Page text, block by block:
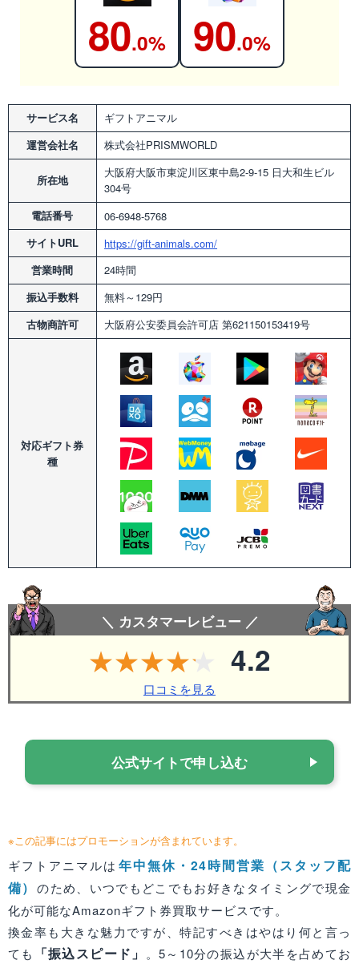
80.0% 90.0%
サービス名
ギフトアニマル
運営会社名
株式会社PRISMWORLD
所在地
大阪府大阪市東淀川区東中島2-9-15 日大和生ビル
304号
電話番号
06-6948-5768
サイトURL
https://gift-animals.com/
営業時間
24時間
振込手数料
無料～129円
古物商許可
大阪府公安委員会許可店第621150153419号
対応ギフト券
種
＼ カスタマーレビュー ／
4.2
口コミを見る
公式サイトで申し込む
※この記事にはプロモーションが含まれています。
ギフトアニマルは 年中無休・24時間営業（スタッフ配
備） のため、いつでもどこでもお好きなタイミングで現金
化が可能なAmazonギフト券買取サービスです。
換金率も大きな魅力ですが、特記すべきはやはり何と言っ
ても
「振込スピード」 。5～10分の振込が大半を占めてお